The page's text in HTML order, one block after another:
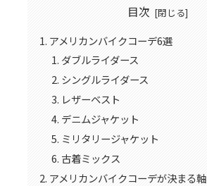
目次
アメリカンバイクコーデ6選
ダブルライダース
シングルライダース
レザーベスト
デニムジャケット
ミリタリージャケット
古着ミックス
アメリカンバイクコーデが決まる軸